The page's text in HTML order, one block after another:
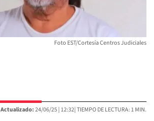
Foto EST/Cortesía Centros Judiciales
Actualizado:24/06/25 | 12:32| TIEMPO DE LECTURA: 1 MIN.